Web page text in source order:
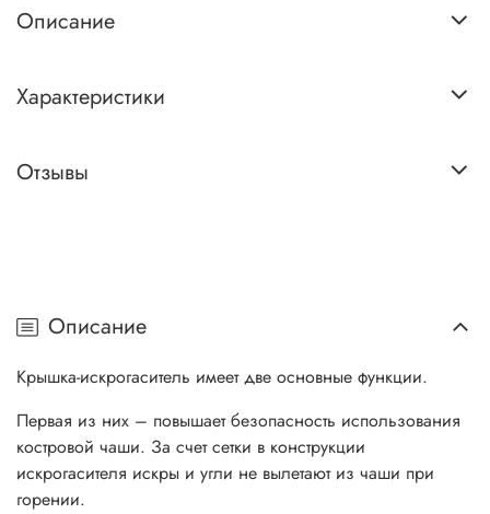
Описание
Характеристики
Отзывы
Описание
Крышка-искрогаситель имеет две основные функции.
Первая из них – повышает безопасность использования
костровой чаши. За счет сетки в конструкции
искрогасителя искры и угли не вылетают из чаши при
горении.